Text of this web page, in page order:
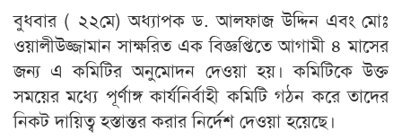
বুধবার ( ২২মে) অধ্যাপক ড. আলফাজ উদ্দিন এবং মোঃ
ওয়ালীউজ্জামান সাক্ষরিত এক বিজ্ঞপ্তিতে আগামী ৪ মাসের
জন্য এ কমিটির অনুমোদন দেওয়া হয়। কমিটিকে উক্ত
সময়ের মধ্যে পূর্ণাঙ্গ কার্যনির্বাহী কমিটি গঠন করে তাদের
নিকট দায়িত্ব হস্তান্তর করার নির্দেশ দেওয়া হয়েছে।